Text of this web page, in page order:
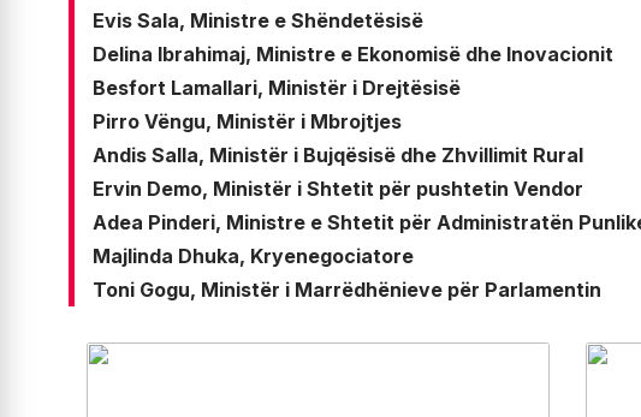
Evis Sala, Ministre e Shëndetësisë
Delina Ibrahimaj, Ministre e Ekonomisë dhe Inovacionit
Besfort Lamallari, Ministër i Drejtësisë
Pirro Vëngu, Ministër i Mbrojtjes
Andis Salla, Ministër i Bujqësisë dhe Zhvillimit Rural
Ervin Demo, Ministër i Shtetit për pushtetin Vendor
Adea Pinderi, Ministre e Shtetit për Administratën
Majlinda Dhuka, Kryenegociatore
Toni Gogu, Ministër i Marrëdhënieve për Parlamentin